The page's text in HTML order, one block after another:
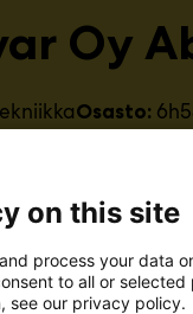
Oy
Osasto:
luomme älykkäitä
työntekijöiden,
saavuttamaan
saumattomasti
avulla
on this site
process your data
to all or selected
see our privacy policy.